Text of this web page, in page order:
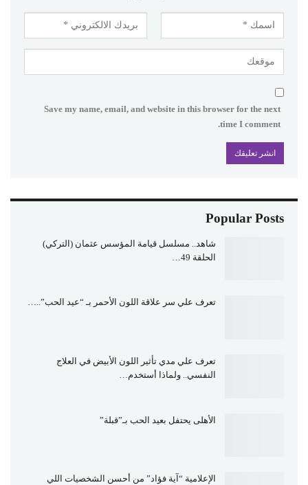
Save my name, email, and website in this browser for the next
time I comment.
Popular Posts
شاهد.. مسلسل قيامة المؤسس عثمان (التركي)
الحلقة 49…
تعرف علي سر علاقة اللون الأحمر بـ “عيد الحب”..…
تعرف علي مدي تأثير اللون الأبيض في العلاج
النفسي.. ولماذا أستخدم…
الأهلى يحتفل بعيد الحب بـ”قبلة”
الإعلامية “آية فؤاد” من أحسن الشخصيات اللي